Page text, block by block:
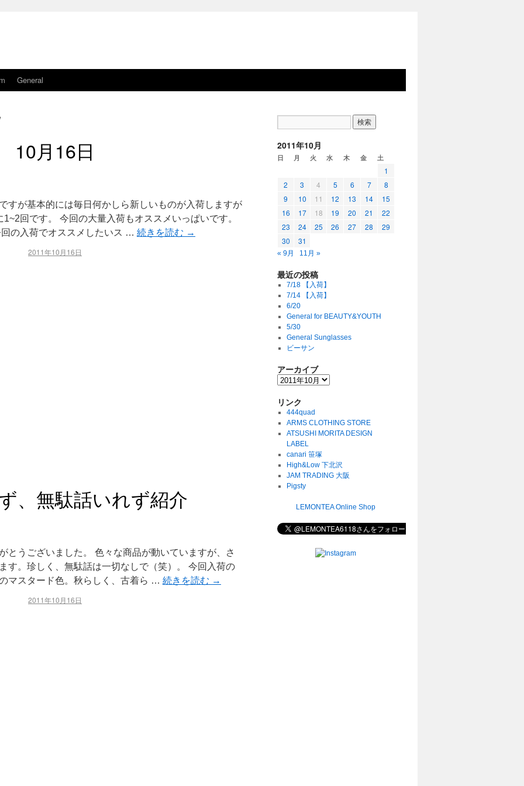
General
10月16日
すが基本的には毎日何かしら新しいものが入荷しますが
回です。 今回の大量入荷もオススメいっぱいです。
の入荷でオススメしたいス … 続きを読む →
2011年10月16日
、無駄話いれず紹介
とうございました。 色々な商品が動いていますが、さ
す。珍しく、無駄話は一切なしで（笑）。 今回入荷の
マスタード色。秋らしく、古着ら … 続きを読む →
2011年10月16日
2011年10月
日 月 火 水 木 金 土
1
2
3 4 5 6 7
8
9
10 11 12 13 14
15
16
17 18 19 20 21
22
23
24 25 26 27 28
29
30
31
« 9月 11月 »
最近の投稿
7/18 【入荷】
7/14 【入荷】
6/20
General for BEAUTY&YOUTH
5/30
General Sunglasses
ビーサン
アーカイブ
リンク
444quad
ARMS CLOTHING STORE
ATSUSHI MORITA DESIGN
LABEL
canari 笹塚
High&Low 下北沢
JAM TRADING 大阪
Pigsty
LEMONTEA Online Shop